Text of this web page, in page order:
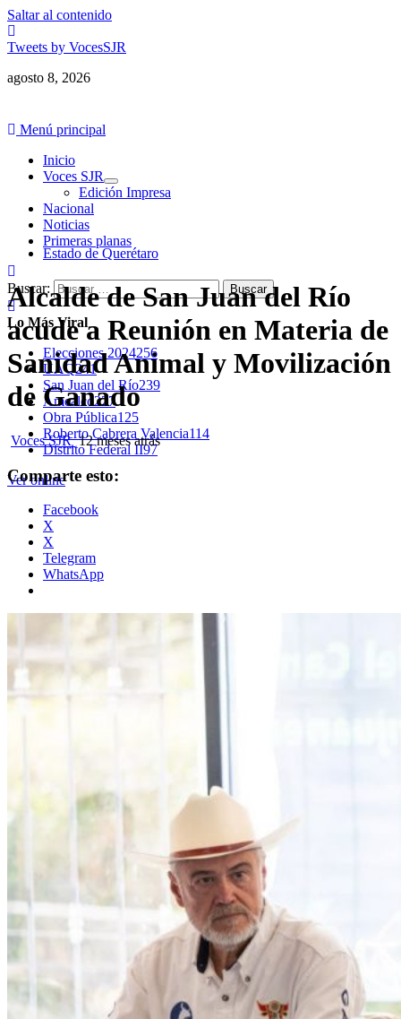
Saltar al contenido
Tweets by VocesSJR
agosto 8, 2026
Menú principal
Inicio
Voces SJR
Edición Impresa
Nacional
Noticias
Primeras planas
Buscar:
Lo Más Viral
Elecciones 2024256
UAQ241
San Juan del Río239
Amealco227
Obra Pública125
Roberto Cabrera Valencia114
Distrito Federal II97
Ver online
Estado de Querétaro
Alcalde de San Juan del Río
acude a Reunión en Materia de
Sanidad Animal y Movilización
de Ganado
Voces SJR12 meses atrás
Comparte esto:
Facebook
X
X
Telegram
WhatsApp